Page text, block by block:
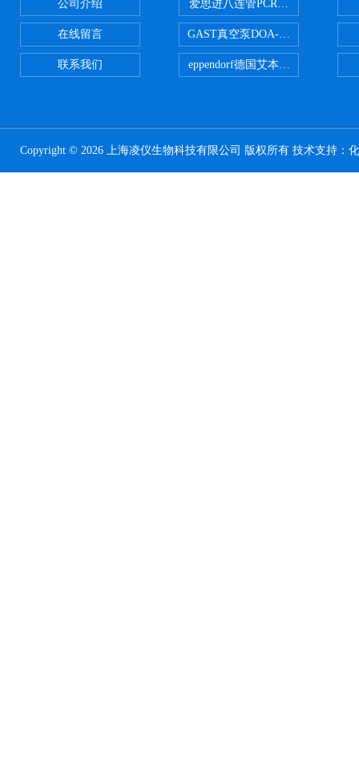
公司介绍
在线留言
联系我们
爱思进八连管PCR-0208-C
GAST真空泵DOA-P504-BN
eppendorf德国艾本德台式高速离
Copyright © 2026 上海凌仪生物科技有限公司 版权所有 技术支持：